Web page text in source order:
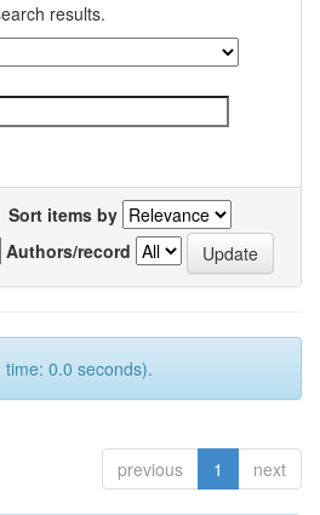
results.
Sort items by
Authors/record
0.0 seconds).
previous 1 next